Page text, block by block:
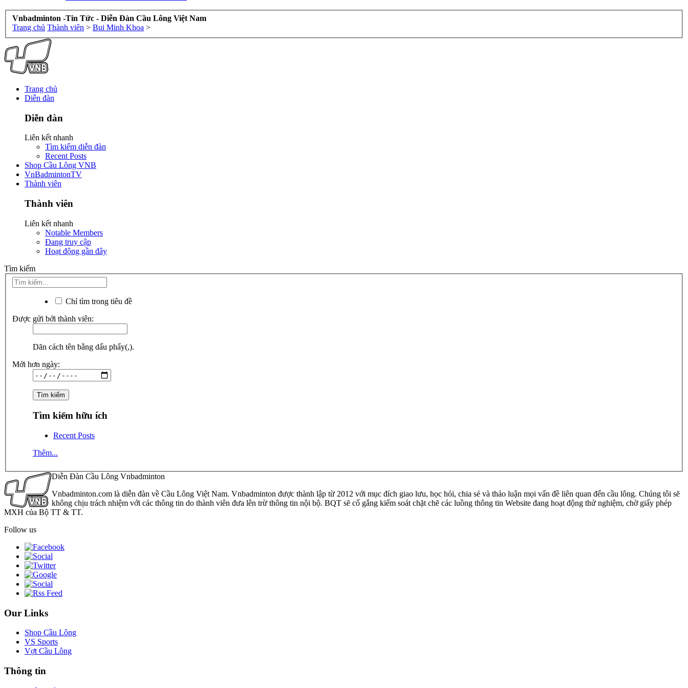
Vnbadminton -Tin Tức - Diễn Đàn Cầu Lông Việt Nam
Trang chủ Thành viên > Bui Minh Khoa >
Trang chủ
Diễn đàn
Diễn đàn
Liên kết nhanh
Tìm kiếm diễn đàn
Recent Posts
Shop Cầu Lông VNB
VnBadmintonTV
Thành viên
Thành viên
Liên kết nhanh
Notable Members
Đang truy cập
Hoạt động gần đây
Tìm kiếm
Chỉ tìm trong tiêu đề
Được gửi bởi thành viên:
Dãn cách tên bằng dấu phẩy(,).
Mới hơn ngày:
Tìm kiếm hữu ích
Recent Posts
Thêm...
Diễn Đàn Cầu Lông Vnbadminton
Vnbadminton.com là diễn đàn về Cầu Lông Việt Nam. Vnbadminton được thành lập từ 2012 với mục đích giao lưu, học hỏi, chia sẻ và thảo luận mọi vấn đề liên quan đến cầu lông. Chúng tôi sẽ
không chịu trách nhiệm với các thông tin do thành viên đưa lên trừ thông tin nội bộ. BQT sẽ cố gắng kiểm soát chặt chẽ các luồng thông tin Website đang hoạt động thử nghiệm, chờ giấy phép
MXH của Bộ TT & TT.
Follow us
Our Links
Shop Cầu Lông
VS Sports
Vợt Cầu Lông
Thông tin